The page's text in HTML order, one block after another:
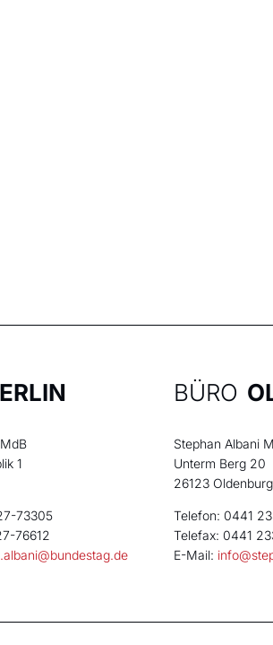
1
73305
76612
BÜRO
Stephan Albani
Unterm Berg 20
26123 Oldenburg
Telefon: 0441
Telefax: 0441
E-Mail: